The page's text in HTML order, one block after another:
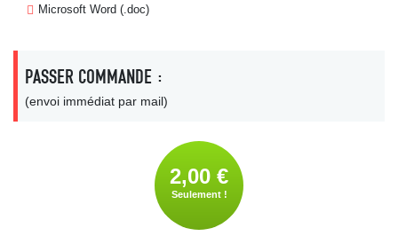
Microsoft Word (.doc)
PASSER COMMANDE :
(envoi immédiat par mail)
2,00 €
Seulement !